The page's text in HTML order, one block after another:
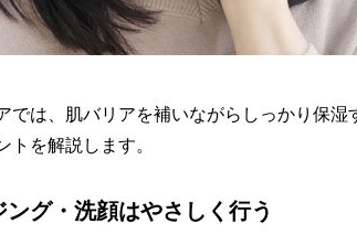
では、肌バリアを補いながらしっかり保
トを解説します。
ング・洗顔はやさしく行う